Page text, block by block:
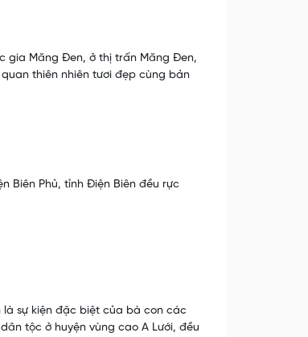
gia Măng Đen, ở thị trấn Măng Đen,
thiên nhiên tươi đẹp cùng bản
Biên Phủ, tỉnh Điện Biên đều rực
là sự kiện đặc biệt của bà con các
tộc ở huyện vùng cao A Lưới, đều